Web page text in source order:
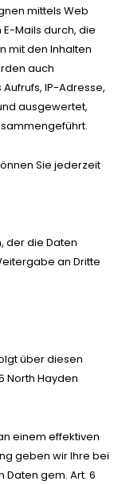
mittels Web
Mails durch, die
mit den Inhalten
auch
IP-Adresse,
ausgewertet,
Sie jederzeit
der die Daten
an Dritte
über diesen
North Hayden
einem effektiven
geben wir Ihre bei
gem. Art. 6